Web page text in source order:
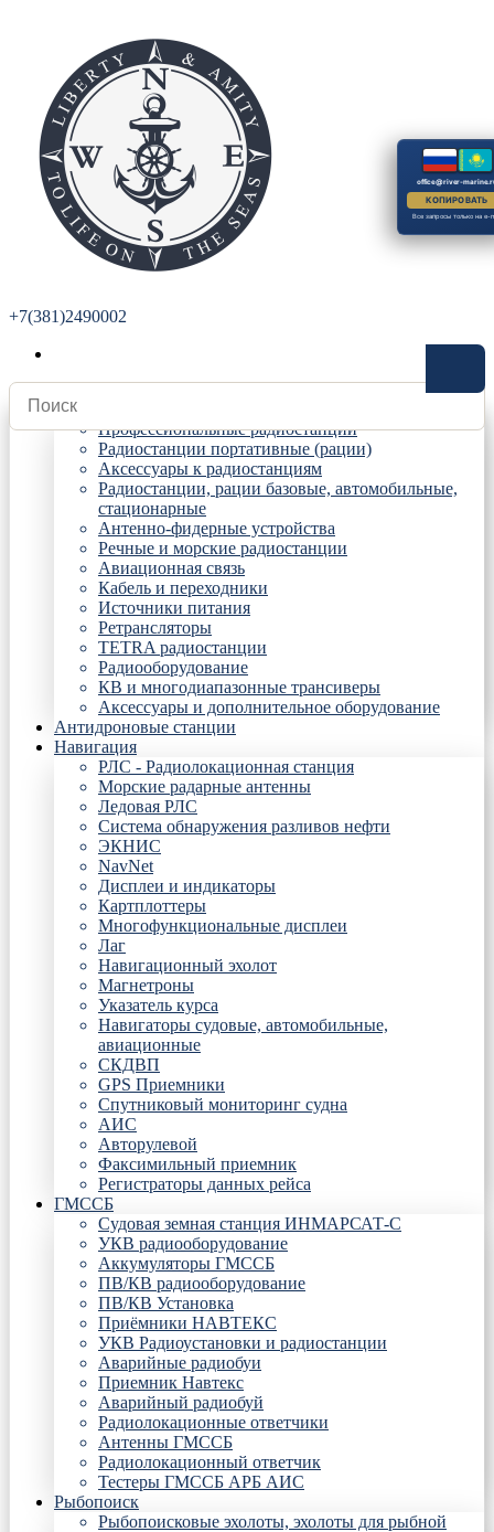
+7(381)2490002
Радиостанции
Профессиональные радиостанции
Радиостанции портативные (рации)
Аксессуары к радиостанциям
Радиостанции, рации базовые, автомобильные,
стационарные
Антенно-фидерные устройства
Речные и морские радиостанции
Авиационная связь
Кабель и переходники
Источники питания
Ретрансляторы
TETRA радиостанции
Радиооборудование
КВ и многодиапазонные трансиверы
Аксессуары и дополнительное оборудование
Антидроновые станции
Навигация
РЛС - Радиолокационная станция
Морские радарные антенны
Ледовая РЛС
Система обнаружения разливов нефти
ЭКНИС
NavNet
Дисплеи и индикаторы
Картплоттеры
Многофункциональные дисплеи
Лаг
Навигационный эхолот
Магнетроны
Указатель курса
Навигаторы судовые, автомобильные,
авиационные
СКДВП
GPS Приемники
Спутниковый мониторинг судна
АИС
Авторулевой
Факсимильный приемник
Регистраторы данных рейса
ГМССБ
Судовая земная станция ИНМАРСАТ-С
УКВ радиооборудование
Аккумуляторы ГМССБ
ПВ/КВ радиооборудование
ПВ/КВ Установка
Приёмники НАВТЕКС
УКВ Радиоустановки и радиостанции
Аварийные радиобуи
Приемник Навтекс
Аварийный радиобуй
Радиолокационные ответчики
Антенны ГМССБ
Радиолокационный ответчик
Тестеры ГМССБ АРБ АИС
Рыбопоиск
Рыбопоисковые эхолоты, эхолоты для рыбной
office@river-
КОПИРОВАТЬ
Все запросы только на e-